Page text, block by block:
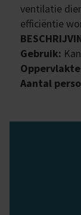
ventilatie
efficiëntie
Gebruik:
Aantal